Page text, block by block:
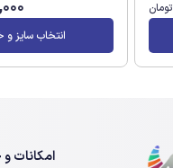
تومان
انتخاب سایز و
امکانات